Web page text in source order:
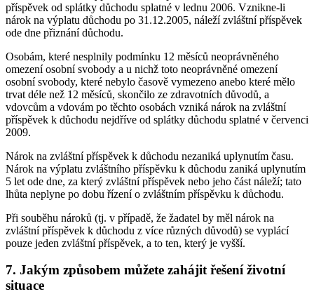
příspěvek od splátky důchodu splatné v lednu 2006. Vznikne-li
nárok na výplatu důchodu po 31.12.2005, náleží zvláštní příspěvek
ode dne přiznání důchodu.
Osobám, které nesplnily podmínku 12 měsíců neoprávněného
omezení osobní svobody a u nichž toto neoprávněné omezení
osobní svobody, které nebylo časově vymezeno anebo které mělo
trvat déle než 12 měsíců, skončilo ze zdravotních důvodů, a
vdovcům a vdovám po těchto osobách vzniká nárok na zvláštní
příspěvek k důchodu nejdříve od splátky důchodu splatné v červenci
2009.
Nárok na zvláštní příspěvek k důchodu nezaniká uplynutím času.
Nárok na výplatu zvláštního příspěvku k důchodu zaniká uplynutím
5 let ode dne, za který zvláštní příspěvek nebo jeho část náleží; tato
lhůta neplyne po dobu řízení o zvláštním příspěvku k důchodu.
Při souběhu nároků (tj. v případě, že žadatel by měl nárok na
zvláštní příspěvek k důchodu z více různých důvodů) se vyplácí
pouze jeden zvláštní příspěvek, a to ten, který je vyšší.
7. Jakým způsobem můžete zahájit řešení životní
situace